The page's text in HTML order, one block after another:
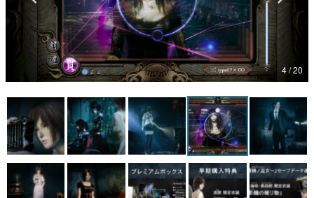
アプリレビュー
その他
電ファミニコゲーマーとは？
運営：株式会社マレ
4 / 20